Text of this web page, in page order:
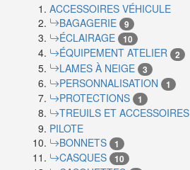
ACCESSOIRES VÉHICULE
BAGAGERIE
9
ÉCLAIRAGE 10
ÉQUIPEMENT ATELIER 2
LAMES À NEIGE 3
PERSONNALISATION 1
PROTECTIONS 1
TREUILS ET ACCESSOIRES
PILOTE
BONNETS
1
CASQUES 10